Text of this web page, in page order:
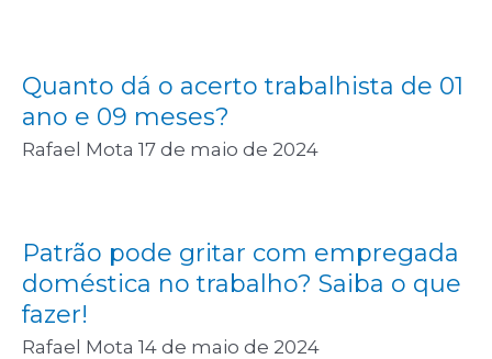
Quanto dá o acerto trabalhista de 01
ano e 09 meses?
Rafael Mota 17 de maio de 2024
Patrão pode gritar com empregada
doméstica no trabalho? Saiba o que
fazer!
Rafael Mota 14 de maio de 2024